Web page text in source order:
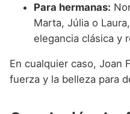
Para hermanas:
Marta, Júlia o
elegancia clásica y
En cualquier caso, Joan
fuerza y la belleza para